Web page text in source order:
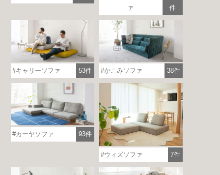
各地で出張ショールームを開催！
この機会にHAREMのソファをお試しくだ
さい。
※一部日時は予約制
ァ
件
キャリーソファ 53件 かこみソファ 38件
カーヤソファ 93件
ウィズソファ 7件